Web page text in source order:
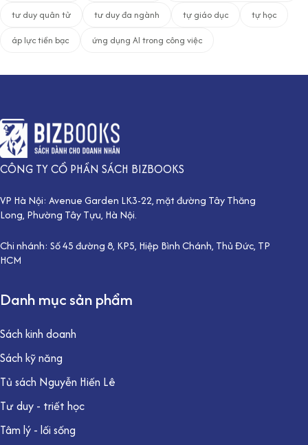
tư duy quân tử
tư duy đa ngành tự giáo dục
tự học
áp lực tiền bạc
ứng dụng AI trong công việc
CÔNG TY CỔ PHẦN SÁCH BIZBOOKS
VP Hà Nội: Avenue Garden LK3-22, mặt đường Tây Thăng
Long, Phường Tây Tựu, Hà Nội.
Chi nhánh: Số 45 đường 8, KP5, Hiệp Bình Chánh, Thủ Đức, TP
HCM
Danh mục sản phẩm
Sách kinh doanh
Sách kỹ năng
Tủ sách Nguyễn Hiến Lê
Tư duy - triết học
Tâm lý - lối sống